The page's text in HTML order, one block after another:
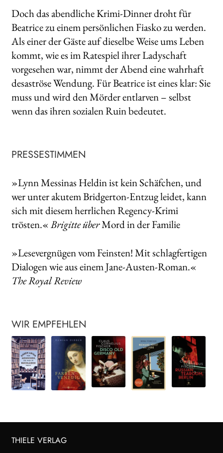
Doch das abendliche Krimi-Dinner droht für
Beatrice zu einem persönlichen Fiasko zu werden.
Als einer der Gäste auf dieselbe Weise ums Leben
kommt, wie es im Ratespiel ihrer Ladyschaft
vorgesehen war, nimmt der Abend eine wahrhaft
desaströse Wendung. Für Beatrice ist eines klar: Sie
muss und wird den Mörder entlarven – selbst
wenn das ihren sozialen Ruin bedeutet.
PRESSESTIMMEN
»Lynn Messinas Heldin ist kein Schäfchen, und
wer unter akutem Bridgerton-Entzug leidet, kann
sich mit diesem herrlichen Regency-Krimi
trösten.«Brigitte überMord in der Familie
»Lesevergnügen vom Feinsten! Mit schlagfertigen
Dialogen wie aus einem Jane-Austen-Roman.«
The Royal Review
WIR EMPFEHLEN
THIELE VERLAG